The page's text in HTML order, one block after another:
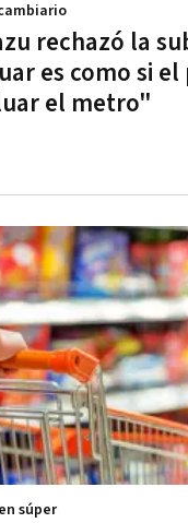
rechazó la
es como si el
el metro"
súper